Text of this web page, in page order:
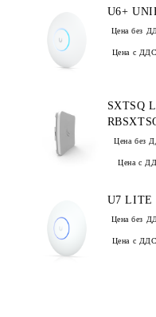
U6+
Цена без
Цена с
SXTSQ
Цена без
Цена с
Цена без
Цена с